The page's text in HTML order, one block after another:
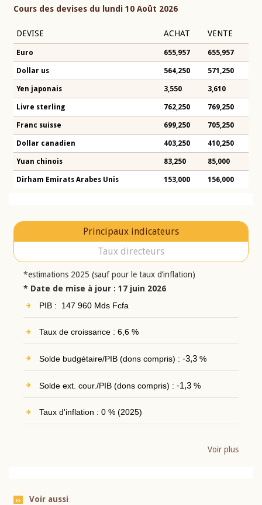
Cours des devises du lundi 10 Août 2026
DEVISE ACHAT VENTE
Euro 655,957 655,957
Dollar us 564,250 571,250
Yen japonais 3,550 3,610
Livre sterling 762,250 769,250
Franc suisse 699,250 705,250
Dollar canadien 403,250 410,250
Yuan chinois 83,250 85,000
Dirham Emirats Arabes Unis 153,000 156,000
Principaux indicateurs
Taux directeurs
*estimations 2025 (sauf pour le taux d’inflation)
* Date de mise à jour : 17 juin 2026
PIB : 147 960 Mds Fcfa
Taux de croissance : 6,6 %
Solde budgétaire/PIB (dons compris) : -3,3%
Solde ext. cour./PIB (dons compris) : -1,3%
Taux d'inflation : 0 % (2025)
Voir plus
Voir aussi